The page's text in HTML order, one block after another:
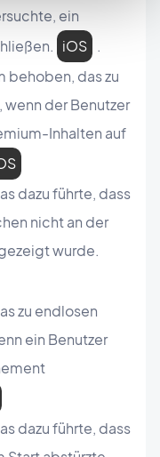
ein
iOS
.
behoben, das zu
wenn der Benutzer
Inhalten auf
dazu führte, dass
nicht an der
wurde.
zu endlosen
ein Benutzer
dazu führte, dass